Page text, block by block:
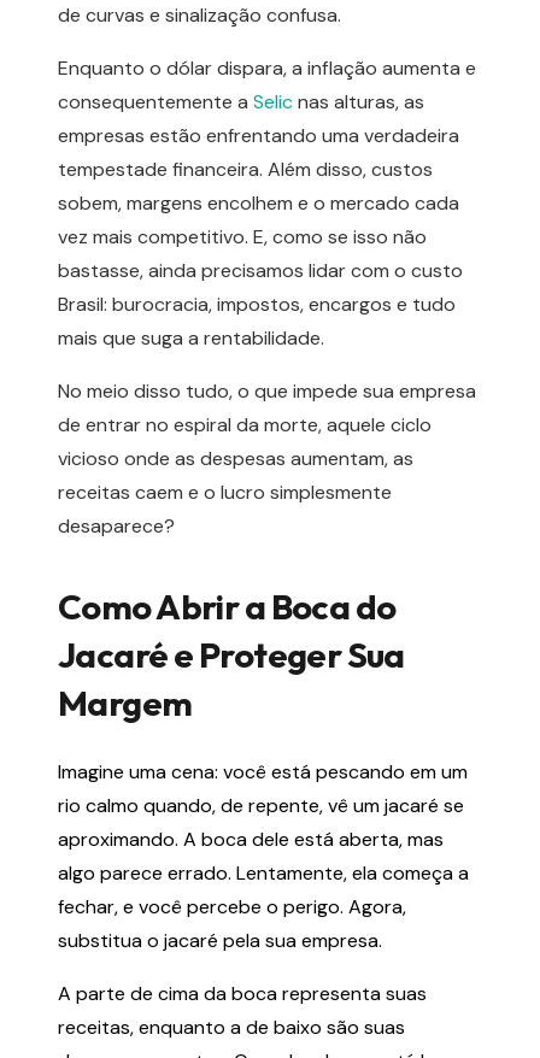
de curvas e sinalização confusa.
Enquanto o dólar dispara, a inflação aumenta e
consequentemente a Selicnas alturas, as
empresas estão enfrentando uma verdadeira
tempestade financeira. Além disso, custos
sobem, margens encolhem e o mercado cada
vez mais competitivo. E, como se isso não
bastasse, ainda precisamos lidar com o custo
Brasil: burocracia, impostos, encargos e tudo
mais que suga a rentabilidade.
No meio disso tudo, o que impede sua empresa
de entrar no espiral da morte, aquele ciclo
vicioso onde as despesas aumentam, as
receitas caem e o lucro simplesmente
desaparece?
Como Abrir a Boca do
Jacaré e Proteger Sua
Margem
Imagine uma cena: você está pescando em um
rio calmo quando, de repente, vê um jacaré se
aproximando. A boca dele está aberta, mas
algo parece errado. Lentamente, ela começa a
fechar, e você percebe o perigo. Agora,
substitua o jacaré pela sua empresa.
A parte de cima da boca representa suas
receitas, enquanto a de baixo são suas